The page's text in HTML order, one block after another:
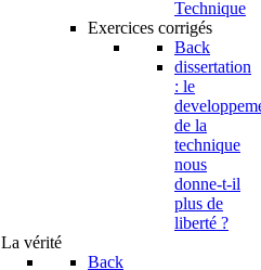
Technique
Exercices corrigés
Back
dissertation
: le
de la
technique
nous
donne-t-il
plus de
liberté ?
La vérité
Back